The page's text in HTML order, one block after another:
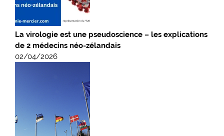
La virologie est une pseudoscience – les explications
de 2 médecins néo-zélandais
02/04/2026